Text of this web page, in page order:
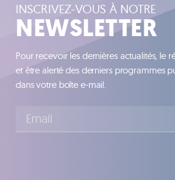
INSCRIVEZ-VOUS À NOTRE
NEWSLETTER
Pour recevoir les dernières actualités, le
et être alerté des derniers programmes
dans votre boîte e-mail.